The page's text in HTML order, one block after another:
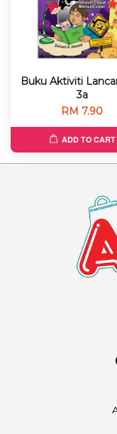
Buku Aktiviti
3a
RM 7.90
ADD TO CART